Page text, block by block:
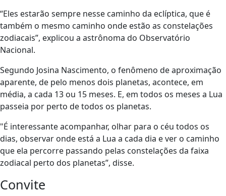
“Eles estarão sempre nesse caminho da eclíptica, que é
também o mesmo caminho onde estão as constelações
zodiacais”, explicou a astrônoma do Observatório
Nacional.
Segundo Josina Nascimento, o fenômeno de aproximação
aparente, de pelo menos dois planetas, acontece, em
média, a cada 13 ou 15 meses. E, em todos os meses a Lua
passeia por perto de todos os planetas.
"É interessante acompanhar, olhar para o céu todos os
dias, observar onde está a Lua a cada dia e ver o caminho
que ela percorre passando pelas constelações da faixa
zodiacal perto dos planetas”, disse.
Convite